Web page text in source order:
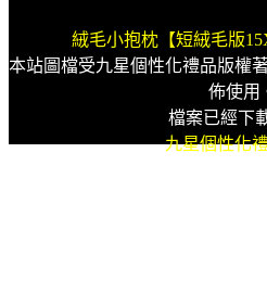
絨毛小抱枕【短絨毛版
本站圖檔受九星個性化禮品版權
佈使用
檔案已經下
九星個性化